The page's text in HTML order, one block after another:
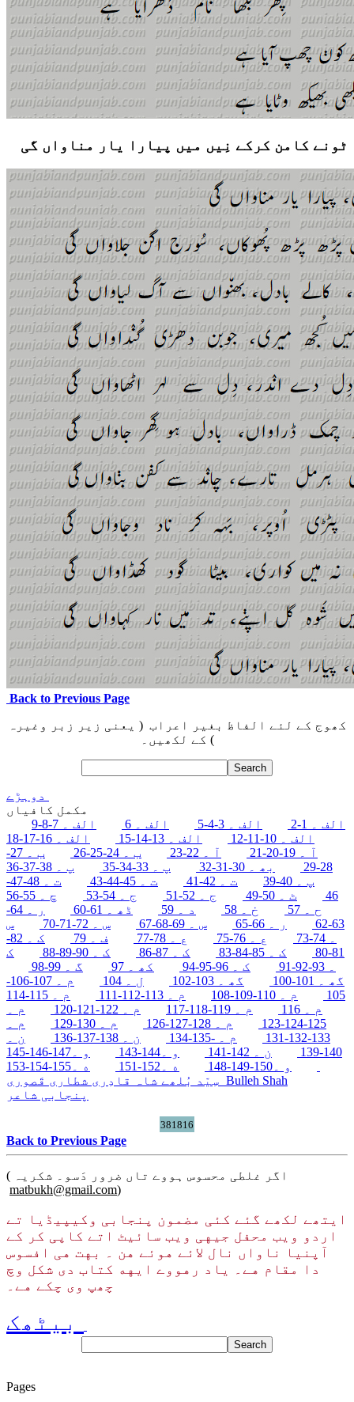
ٹونے کامن کرکے نِیں میں پیارا یار مناواں گی
Back to Previous Page
کھوج کے لئے الفاظ بغیر اعراب ( یعنی زیر زبر وغیرہ
) کے لکھیں۔
مکمل کافیاں
الف ۔ 1-2
الف ۔ 3-4-5 الف ۔ 6
الف ۔ 7-8-9
الف ۔ 10-11-12
الف ۔ 13-14-15
الف ۔ 16-17-18
آ ۔ 19-20-21
آ ۔ 22-23 ب ۔ 24-25-26
ب ۔ 27-
28-29
بھ ۔ 30-31-32 پ ۔ 33-34-35
پ ۔ 38-37-36
پ ۔ 40-39
ت ۔ 42-41 ت ۔ 45-44-43
ت ۔ 48-47-
46
ٹ ۔ 50-49 ج ۔ 52-51 ج ۔ 54-53
چ ۔ 55-56
ح ۔ 57
خ ۔ 58 د ۔ 59 ڈھ ۔ 61-60
ر ۔ 64-
63-62
ر ۔ 66-65 س ۔ 69-68-67 س ۔ 72-71-70
س
۔ 74-73
ع ۔ 76-75 ع ۔ 78-77 ف ۔ 79
ک ۔ 82-
81-80
ک ۔ 85-84-83 ک ۔ 87-86 ک ۔ 90-89-88
ک
۔ 93-92-91
ک ۔ 96-95-94 کھ ۔ 97
گ ۔ 99-98
گھ ۔ 101-100
گھ ۔ 103-102 ل ۔ 104
م ۔ 107-106-
105
م ۔ 110-109-108 م ۔ 113-112-111
م ۔ 115-114
م ۔ 116
م ۔ 119-118-117 م ۔ 122-121-120
م ۔
125-124-123
م ۔ 128-127-126 م ۔ 130-129
م ۔
133-132-131
م ۔ -135-134 ن ۔ 138-137-136
ن ۔
140-139
ن ۔ 142-141 و ۔144-143
و ۔147-146-145
و ۔150-149-148
ه ۔152-151
Bulleh Shah
پنجابی شاعر
381816
Back to Previous Page
( اگر غلطی محسوس ہووے تاں ضرور دَسو۔ شکریہ
matbukh@gmail.com)
ایتھے لکھے گئے کئی مضمون پنجابی وکیپیڈیا تے
اردو ویب محفل جیهی ویب سائیٹ اتے کاپی کر کے
آپنیا ناواں نال لائے هوئے هن ۔ بهت هی افسوس
دا مقام هے۔ یاد رهووے ایهه کتاب دی شکل وچ
چھپ وی چکے هے۔
Pages